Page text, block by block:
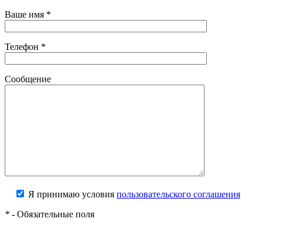
Ваше имя *
Телефон *
Сообщение
Я принимаю условия пользовательского соглашения
* - Обязательные поля